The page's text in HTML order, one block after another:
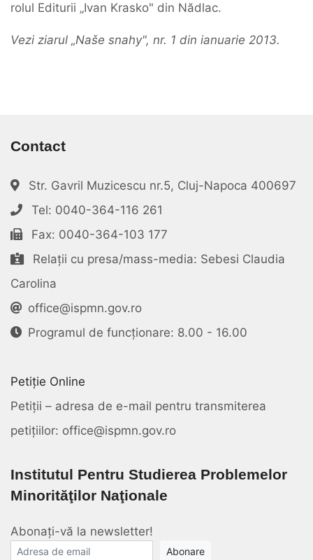
rolul Editurii „Ivan Krasko" din Nădlac.
Vezi ziarul „Naše snahy", nr. 1 din ianuarie 2013.
Contact
Str. Gavril Muzicescu nr.5, Cluj-Napoca 400697
Tel: 0040-364-116 261
Fax: 0040-364-103 177
Relații cu presa/mass-media: Sebesi Claudia
Carolina
office@ispmn.gov.ro
Programul de funcționare: 8.00 - 16.00
Petiție Online
Petiții – adresa de e-mail pentru transmiterea
petițiilor: office@ispmn.gov.ro
Institutul Pentru Studierea Problemelor
Minorităţilor Naţionale
Abonați-vă la newsletter!
E-mail